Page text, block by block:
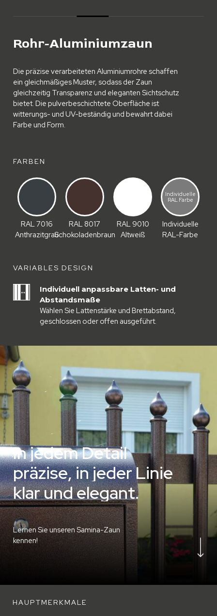
Rohr-Aluminiumzaun
Die präzise verarbeiteten Aluminiumrohre schaffen
ein gleichmäßiges Muster, sodass der Zaun
gleichzeitig Transparenz und eleganten Sichtschutz
bietet. Die pulverbeschichtete Oberfläche ist
witterungs- und UV-beständig und bewahrt dabei
Farbe und Form.
FARBEN
RAL 7016
Anthrazitgrau
RAL 8017
Schokoladenbraun
RAL 9010
Altweiß
Individuelle
RAL Farbe
Individuelle
RAL-Farbe
VARIABLES DESIGN
Individuell anpassbare Latten- und
Abstandsmaße
Wählen Sie Lattenstärke und Brettabstand,
geschlossen oder offen ausgeführt.
InjedemDetail
präzise,injederLinie
klarundelegant.
Lernen Sie unseren Samina-Zaun
kennen!
Navigate to the
HAUPTMERKMALE